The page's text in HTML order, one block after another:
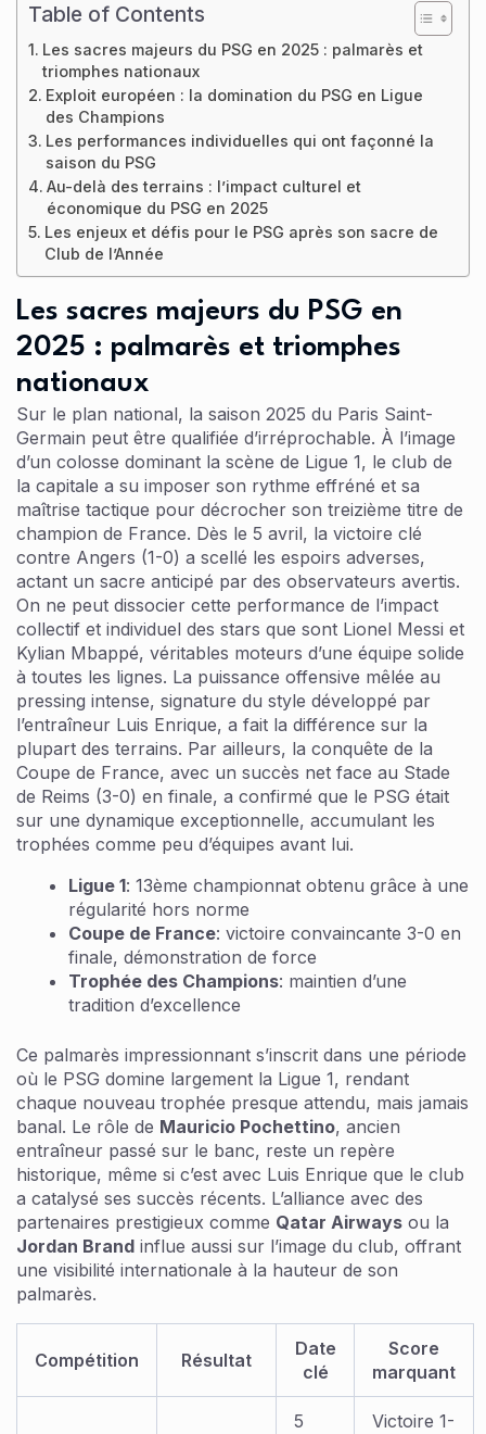
Table of Contents
Les sacres majeurs du PSG en 2025 : palmarès et
triomphes nationaux
Exploit européen : la domination du PSG en Ligue
des Champions
Les performances individuelles qui ont façonné la
saison du PSG
Au-delà des terrains : l’impact culturel et
économique du PSG en 2025
Les enjeux et défis pour le PSG après son sacre de
Club de l’Année
Les sacres majeurs du PSG en
2025 : palmarès et triomphes
nationaux
Sur le plan national, la saison 2025 du Paris Saint-
Germain peut être qualifiée d’irréprochable. À l’image
d’un colosse dominant la scène de Ligue 1, le club de
la capitale a su imposer son rythme effréné et sa
maîtrise tactique pour décrocher son treizième titre de
champion de France. Dès le 5 avril, la victoire clé
contre Angers (1-0) a scellé les espoirs adverses,
actant un sacre anticipé par des observateurs avertis.
On ne peut dissocier cette performance de l’impact
collectif et individuel des stars que sont Lionel Messi et
Kylian Mbappé, véritables moteurs d’une équipe solide
à toutes les lignes. La puissance offensive mêlée au
pressing intense, signature du style développé par
l’entraîneur Luis Enrique, a fait la différence sur la
plupart des terrains. Par ailleurs, la conquête de la
Coupe de France, avec un succès net face au Stade
de Reims (3-0) en finale, a confirmé que le PSG était
sur une dynamique exceptionnelle, accumulant les
trophées comme peu d’équipes avant lui.
Ligue 1: 13ème championnat obtenu grâce à une
régularité hors norme
Coupe de France: victoire convaincante 3-0 en
finale, démonstration de force
Trophée des Champions: maintien d’une
tradition d’excellence
Ce palmarès impressionnant s’inscrit dans une période
où le PSG domine largement la Ligue 1, rendant
chaque nouveau trophée presque attendu, mais jamais
banal. Le rôle de Mauricio Pochettino, ancien
entraîneur passé sur le banc, reste un repère
historique, même si c’est avec Luis Enrique que le club
a catalysé ses succès récents. L’alliance avec des
partenaires prestigieux comme Qatar Airways ou la
Jordan Brand influe aussi sur l’image du club, offrant
une visibilité internationale à la hauteur de son
palmarès.
Compétition Résultat
Date
clé
Score
marquant
5 Victoire 1-